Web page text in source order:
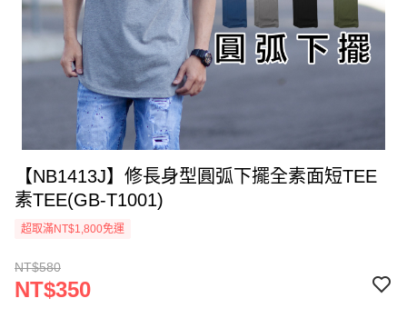
【NB1413J】修長身型圓弧下擺全素面短TEE
素TEE(GB-T1001)
超取滿NT$1,800免運
NT$580
NT$350